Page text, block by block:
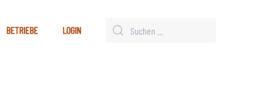
BETRIEBE LOGIN